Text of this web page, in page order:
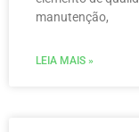
manutenção,
LEIA MAIS »